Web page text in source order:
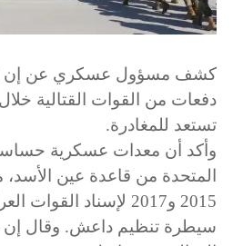
كشف مسؤول عسكري عن إن
دفعات من القوات القتالية
تستعد للمغادرة.
وأكد أن معدات عسكرية حساسة
المتحدة من قاعدة عين
2015 و2017 لإسناد
سيطرة تنظيم داعش. وقال إن